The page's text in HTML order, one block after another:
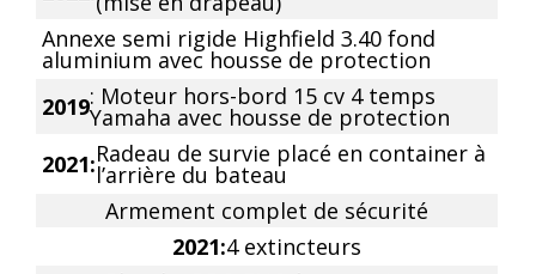
Annexe semi rigide Highfield 3.40 fond
aluminium avec housse de protection
2019: Moteur hors-bord 15 cv 4 temps
Yamaha avec housse de protection
2021:Radeau de survie placé en container à
l’arrière du bateau
Armement complet de sécurité
2021:4 extincteurs